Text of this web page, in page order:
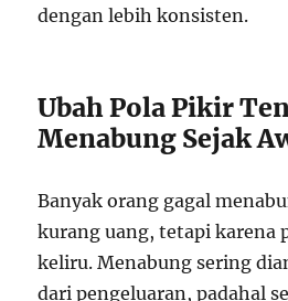
dengan lebih konsisten.
Ubah Pola Pikir
Menabung Sejak
Banyak orang gagal
kurang uang, tetapi karena
keliru. Menabung sering
dari pengeluaran, padahal